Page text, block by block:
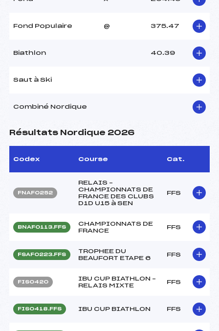
Fond Populaire @ 375.47
Biathlon 40.39
Saut à Ski
Combiné Nordique
Résultats Nordique 2026
Codex Course Cat.
FNAF0252
RELAIS –
CHAMPIONNATS DE
FRANCE DES CLUBS
D1D U15 à SEN
FFS
BNAF0113.FFS
CHAMPIONNATS DE
FRANCE
FFS
FSAF0223.FFS
TROPHEE DU
BEAUFORT ETAPE 6
FFS
FIS0420
IBU CUP BIATHLON –
RELAIS MIXTE
FFS
FIS0418.FFS IBU CUP BIATHLON FFS